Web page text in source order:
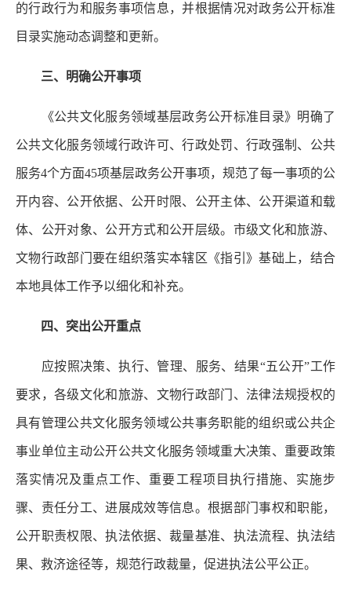
的行政行为和服务事项信息，并根据情况对政务公开标准
目录实施动态调整和更新。
三、明确公开事项
《公共文化服务领域基层政务公开标准目录》明确了
公共文化服务领域行政许可、行政处罚、行政强制、公共
服务4个方面45项基层政务公开事项，规范了每一事项的公
开内容、公开依据、公开时限、公开主体、公开渠道和载
体、公开对象、公开方式和公开层级。市级文化和旅游、
文物行政部门要在组织落实本辖区《指引》基础上，结合
本地具体工作予以细化和补充。
四、突出公开重点
应按照决策、执行、管理、服务、结果“五公开”工作
要求，各级文化和旅游、文物行政部门、法律法规授权的
具有管理公共文化服务领域公共事务职能的组织或公共企
事业单位主动公开公共文化服务领域重大决策、重要政策
落实情况及重点工作、重要工程项目执行措施、实施步
骤、责任分工、进展成效等信息。根据部门事权和职能，
公开职责权限、执法依据、裁量基准、执法流程、执法结
果、救济途径等，规范行政裁量，促进执法公平公正。